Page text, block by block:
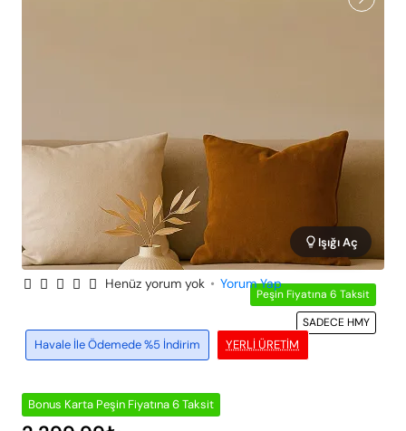
Peşin Fiyatına 6 Taksit
SADECE HMY
Işığı Aç
YERLI ÜRETIM
Havale İle Ödemede %5 İndirim
Henüz yorum yok • Yorum Yap
Bonus Karta Peşin Fiyatına 6 Taksit